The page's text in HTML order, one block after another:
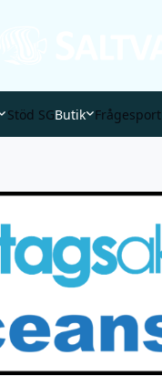
Stöd SGButik Frågesport